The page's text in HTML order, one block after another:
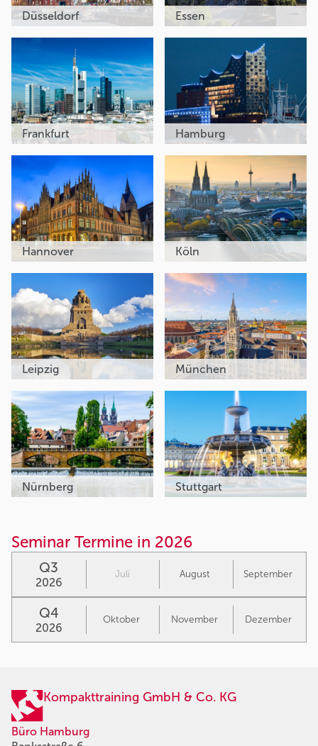
Düsseldorf Essen
Frankfurt Hamburg
Hannover Köln
Leipzig München
Nürnberg Stuttgart
Seminar Termine in 2026
Q3
2026
Juli August September
Q4
2026
Oktober November Dezember
Kompakttraining GmbH & Co. KG
Büro Hamburg